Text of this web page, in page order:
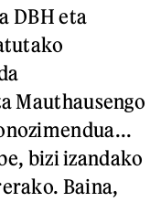
DBH eta
Mauthausengo
bizi izandako
Baina,